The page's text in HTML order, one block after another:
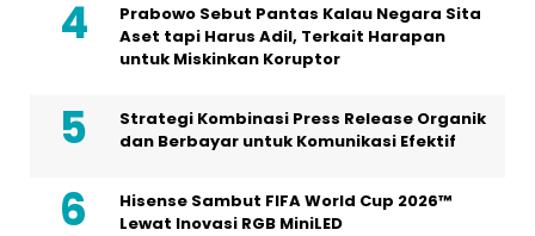
Prabowo Sebut Pantas Kalau Negara Sita
Aset tapi Harus Adil, Terkait Harapan
untuk Miskinkan Koruptor
Strategi Kombinasi Press Release Organik
dan Berbayar untuk Komunikasi Efektif
Hisense Sambut FIFA World Cup 2026™
Lewat Inovasi RGB MiniLED